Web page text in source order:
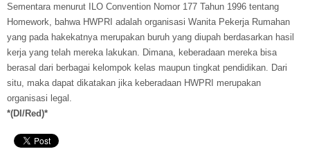
Sementara menurut ILO Convention Nomor 177 Tahun 1996 tentang
Homework, bahwa HWPRI adalah organisasi Wanita Pekerja Rumahan
yang pada hakekatnya merupakan buruh yang diupah berdasarkan hasil
kerja yang telah mereka lakukan. Dimana, keberadaan mereka bisa
berasal dari berbagai kelompok kelas maupun tingkat pendidikan. Dari
situ, maka dapat dikatakan jika keberadaan HWPRI merupakan
organisasi legal.
*(DI/Red)*